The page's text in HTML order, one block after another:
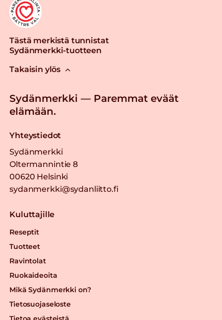
Tästä merkistä tunnistat
Sydänmerkki-tuotteen
Takaisin ylös
Sydänmerkki — Paremmat eväät
elämään.
Yhteystiedot
Sydänmerkki
Oltermannintie 8
00620 Helsinki
sydanmerkki@sydanliitto.fi
Kuluttajille
Reseptit
Tuotteet
Ravintolat
Ruokaideoita
Mikä Sydänmerkki on?
Tietosuojaseloste